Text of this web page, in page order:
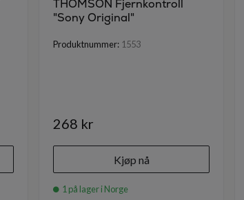
THOMSON Fjernkontroll
"Sony Original"
Produktnummer: 1553
268 kr
Kjøp nå
1 på lager i Norge